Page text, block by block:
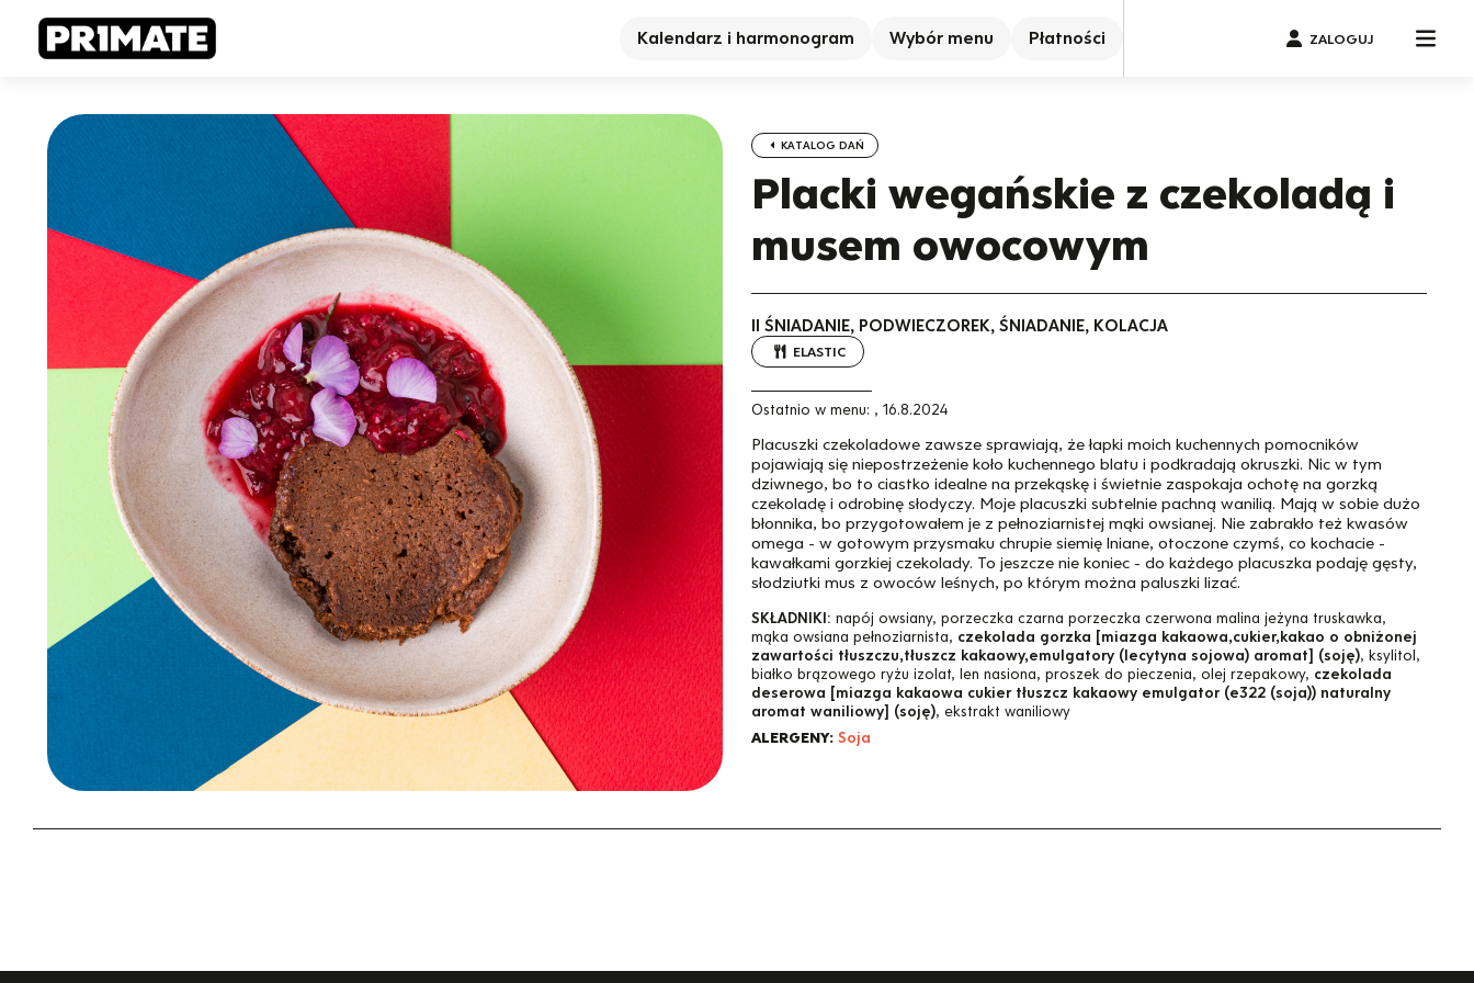
Kalendarz i harmonogram Wybór menu Płatności ZALOGUJ
KATALOG DAŃ
Placki wegańskie z czekoladą i
musem owocowym
II ŚNIADANIE, PODWIECZOREK, ŚNIADANIE, KOLACJA
ELASTIC
Ostatnio w menu: , 16.8.2024
Placuszki czekoladowe zawsze sprawiają, że łapki moich kuchennych pomocników
pojawiają się niepostrzeżenie koło kuchennego blatu i podkradają okruszki. Nic w tym
dziwnego, bo to ciastko idealne na przekąskę i świetnie zaspokaja ochotę na gorzką
czekoladę i odrobinę słodyczy. Moje placuszki subtelnie pachną wanilią. Mają w sobie dużo
błonnika, bo przygotowałem je z pełnoziarnistej mąki owsianej. Nie zabrakło też kwasów
omega - w gotowym przysmaku chrupie siemię lniane, otoczone czymś, co kochacie -
kawałkami gorzkiej czekolady. To jeszcze nie koniec - do każdego placuszka podaję gęsty,
słodziutki mus z owoców leśnych, po którym można paluszki lizać.
SKŁADNIKI: napój owsiany, porzeczka czarna porzeczka czerwona malina jeżyna truskawka,
mąka owsiana pełnoziarnista, czekolada gorzka [miazga kakaowa,cukier,kakao o obniżonej
zawartości tłuszczu,tłuszcz kakaowy,emulgatory (lecytyna sojowa) aromat] (soję), ksylitol,
białko brązowego ryżu izolat, len nasiona, proszek do pieczenia, olej rzepakowy, czekolada
deserowa [miazga kakaowa cukier tłuszcz kakaowy emulgator (e322 (soja)) naturalny
aromat waniliowy] (soję), ekstrakt waniliowy
ALERGENY: Soja